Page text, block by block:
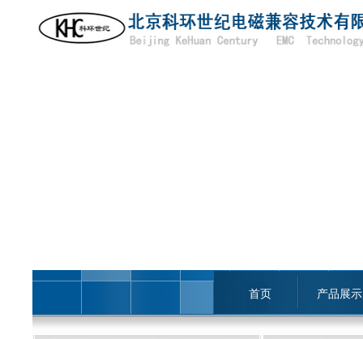
首页 产品展示